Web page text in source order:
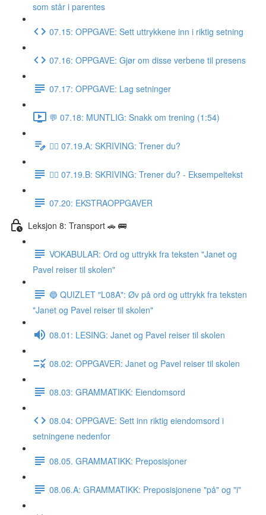
som står i parentes
07.15: OPPGAVE: Sett uttrykkene inn i riktig setning
07.16: OPPGAVE: Gjør om disse verbene til presens
07.17: OPPGAVE: Lag setninger
💬 07.18: MUNTLIG: Snakk om trening (1:54)
✍🏼 07.19.A: SKRIVING: Trener du?
✍🏼 07.19.B: SKRIVING: Trener du? - Eksempeltekst
07.20: EKSTRAOPPGAVER
Leksjon 8: Transport 🚗 🚌
VOKABULAR: Ord og uttrykk fra teksten "Janet og
Pavel reiser til skolen"
🔵 QUIZLET "L08A": Øv på ord og uttrykk fra teksten
"Janet og Pavel reiser til skolen"
08.01: LESING: Janet og Pavel reiser til skolen
08.02: OPPGAVER: Janet og Pavel reiser til skolen
08.03: GRAMMATIKK: Eiendomsord
08.04: OPPGAVE: Sett inn riktig eiendomsord i
setningene nedenfor
08.05. GRAMMATIKK: Preposisjoner
08.06.A: GRAMMATIKK: Preposisjonene "på" og "i"